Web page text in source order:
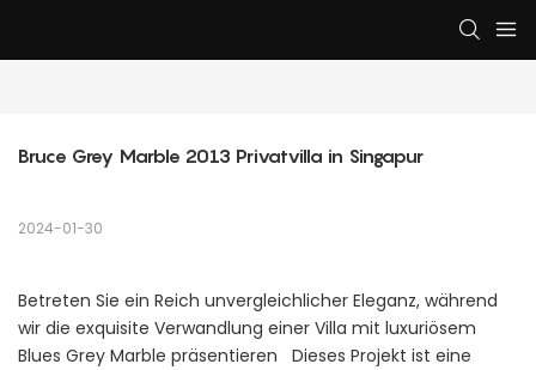
Bruce Grey Marble 2013 Privatvilla in Singapur
2024-01-30
Betreten Sie ein Reich unvergleichlicher Eleganz, während
wir die exquisite Verwandlung einer Villa mit luxuriösem
Blues Grey Marble präsentieren Dieses Projekt ist eine